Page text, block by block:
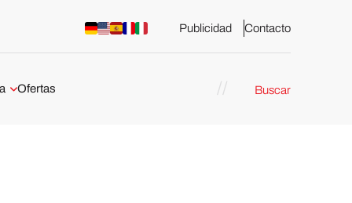
Publicidad Contacto
Ofertas Buscar